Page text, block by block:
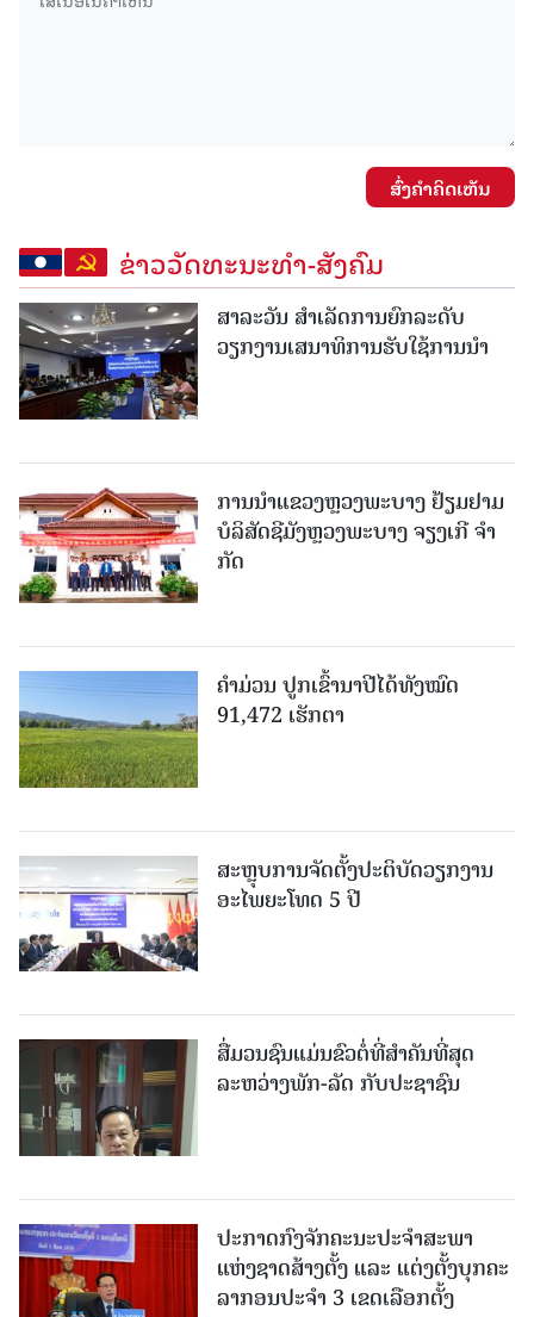
ສົ່ງຄໍາຄິດເຫັນ
ຂ່າວວັດທະນະທຳ-ສັງຄົມ
ສາລະວັນ ສໍາເລັດການຍົກລະດັບ
ວຽກງານເສນາທິການຮັບໃຊ້ການນໍາ
ການນຳແຂວງຫຼວງພະບາງ ຢ້ຽມ​ຢາມ
ບໍ​ລິ​ສັດຊີມັງຫຼວງພະບາງ ຈຽງເກີ ຈໍາ
ກັດ
ຄໍາມ່ວນ ປູກເຂົ້ານາປີໄດ້ທັງໝົດ
91,472 ເຮັກຕາ
ສະຫຼຸບການຈັດຕັ້ງປະຕິບັດວຽກງານ
ອະໄພຍະໂທດ 5 ປີ
ສື່ມວນຊົນແມ່ນຂົວຕໍ່ທີ່ສໍາຄັນທີ່ສຸດ
ລະຫວ່າງພັກ-ລັດ ກັບປະຊາຊົນ
ປະກາດກົງຈັກຄະນະປະຈໍາສະພາ
ແຫ່ງຊາດສ້າງຕັ້ງ ແລະ ແຕ່ງຕັ້ງບຸກຄະ
ລາກອນປະຈໍາ 3 ເຂດເລືອກຕັ້ງ